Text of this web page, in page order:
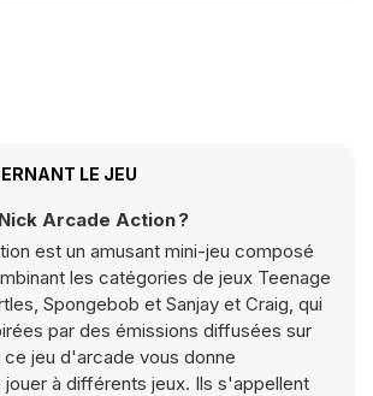
LE JEU
Arcade Action ?
est un amusant mini-jeu composé
les catégories de jeux Teenage
Spongebob et Sanjay et Craig, qui
par des émissions diffusées sur
jeu d'arcade vous donne
à différents jeux. Ils s'appellent